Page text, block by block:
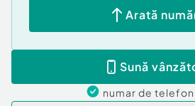
Arată
Sună
numar de telefon